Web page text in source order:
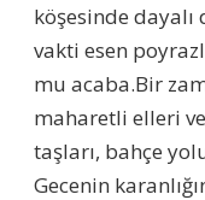
köşesinde dayalı
vakti esen
mu acaba.Bir
maharetli elleri
taşları, bahçe
Gecenin